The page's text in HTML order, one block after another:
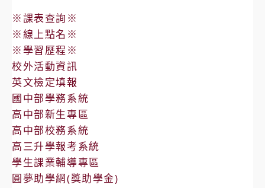
※課表查詢※
※線上點名※
※學習歷程※
校外活動資訊
英文檢定填報
國中部學務系統
高中部新生專區
高中部校務系統
高三升學報考系統
學生課業輔導專區
圓夢助學網(獎助學金)